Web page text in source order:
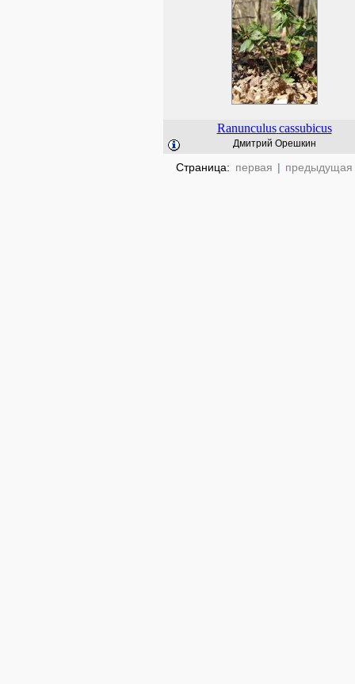
Ranunculus cassubicus
Дмитрий Орешкин
Страница: первая | предыдущая